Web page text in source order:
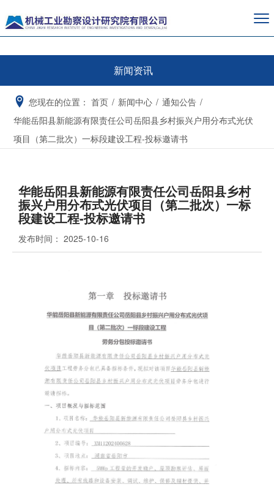
新闻资讯
您现在的位置： 首页 / 新闻中心 / 通知公告 /
华能岳阳县新能源有限责任公司岳阳县乡村振兴户用分布式光伏
项目（第二批次）一标段建设工程-投标邀请书
华能岳阳县新能源有限责任公司岳阳县乡村
振兴户用分布式光伏项目（第二批次）一标
段建设工程-投标邀请书
发布时间： 2025-10-16